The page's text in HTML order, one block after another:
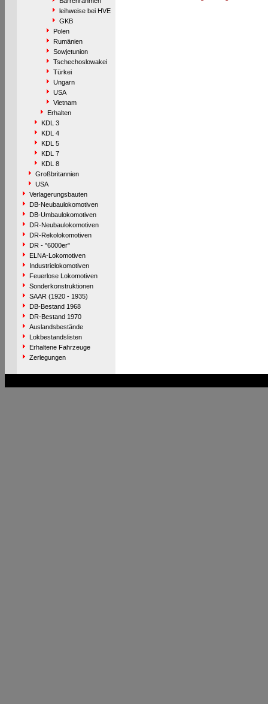
leihweise bei HVE
GKB
Polen
Rumänien
Sowjetunion
Tschechoslowakei
Türkei
Ungarn
USA
Vietnam
Erhalten
KDL 3
KDL 4
KDL 5
KDL 7
KDL 8
Großbritannien
USA
Verlagerungsbauten
DB-Neubaulokomotiven
DB-Umbaulokomotiven
DR-Neubaulokomotiven
DR-Rekolokomotiven
DR - "6000er"
ELNA-Lokomotiven
Industrielokomotiven
Feuerlose Lokomotiven
Sonderkonstruktionen
SAAR (1920 - 1935)
DB-Bestand 1968
DR-Bestand 1970
Auslandsbestände
Lokbestandslisten
Erhaltene Fahrzeuge
Zerlegungen